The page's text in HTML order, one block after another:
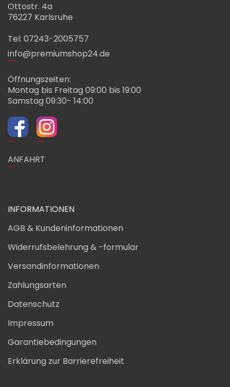
Ottostr. 4a
76227 Karlsruhe
Tel: 07243-2005757
info@premiumshop24.de
Öffnungszeiten:
Montag bis Freitag 09:00 bis 19:00
Samstag 09:30- 14:00
ANFAHRT
INFORMATIONEN
AGB & Kundeninformationen
Widerrufsbelehrung & -formular
Versandinformationen
Zahlungsarten
Datenschutz
Impressum
Garantiebedingungen
Erklärung zur Barrierefreiheit